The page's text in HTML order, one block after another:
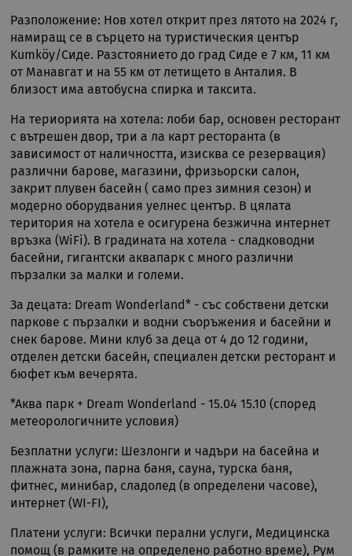
Разположение: Нов хотел открит през лятото на 2024 г,
намиращ се в сърцето на туристическия център
Kumköy/Сиде. Разстоянието до град Сиде е 7 км, 11 км
от Манавгат и на 55 км от летището в Анталия. В
близост има автобусна спирка и таксита.
На териорията на хотела: лоби бар, основен ресторант
с вътрешен двор, три а ла карт ресторанта (в
зависимост от наличността, изисква се резервация)
различни барове, магазини, фризьорски салон,
закрит плувен басейн ( само през зимния сезон) и
модерно оборудвания уелнес център. В цялата
територия на хотела е осигурена безжична интернет
връзка (WiFi). В градината на хотела - сладководни
басейни, гигантски аквапарк с много различни
пързалки за малки и големи.
За децата: Dream Wonderland* - със собствени детски
паркове с пързалки и водни съоръжения и басейни и
снек барове. Мини клуб за деца от 4 до 12 години,
отделен детски басейн, специален детски ресторант и
бюфет към вечерята.
*Аква парк + Dream Wonderland - 15.04 15.10 (според
метеорологичните условия)
Безплатни услуги: Шезлонги и чадъри на басейна и
плажната зона, парна баня, сауна, турска баня,
фитнес, минибар, сладолед (в определени часове),
интернет (WI-FI),
Платени услуги: Всички перални услуги, Медицинска
помощ (в рамките на определено работно време), Рум